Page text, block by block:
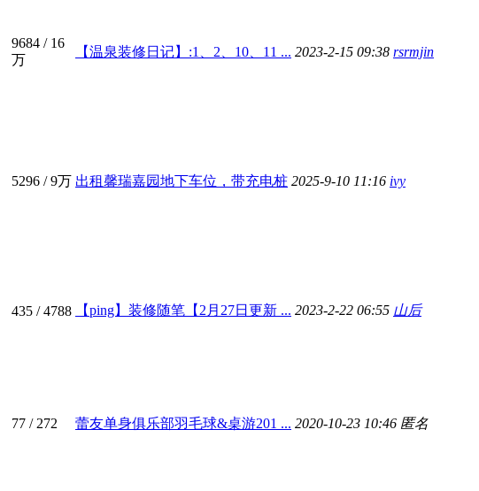
9684 / 16
万
【温泉装修日记】:1、2、10、11 ... 2023-2-15 09:38 rsrmjin
5296 /9万 出租馨瑞嘉园地下车位，带充电桩 2025-9-10 11:16 ivy
435 / 4788 【ping】装修随笔【2月27日更新 ... 2023-2-22 06:55 山后
77 / 272 蕾友单身俱乐部羽毛球&桌游201 ... 2020-10-23 10:46 匿名